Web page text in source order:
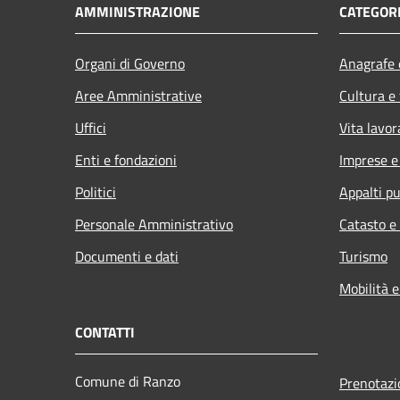
AMMINISTRAZIONE
Organi di Governo
Aree Amministrative
Uffici
Enti e fondazioni
Politici
Personale Amministrativo
Documenti e dati
Cultura
Vita
Imprese
Appalti
Catasto
Turismo
Mobilità
CONTATTI
Comune di Ranzo